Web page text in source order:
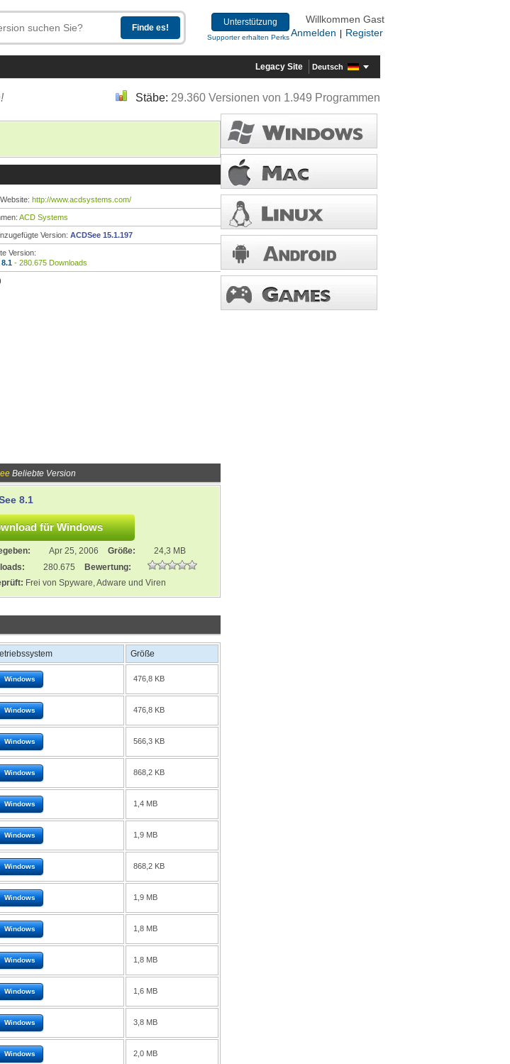
Unterstützung
Supporter erhalten Perks
Willkommen Gast
Anmelden
Register
Legacy Site Deutsch
Stäbe: 29.360 Versionen von 1.949 Programmen
http://www.acdsystems.com/
ACD Systems
Version: ACDSee 15.1.197
Version:
- 280.675 Downloads
Beliebte Version
8.1
Apr 25, 2006 Größe:
24,3 MB
280.675
Bewertung:
Frei von Spyware, Adware und Viren
Größe
Windows 476,8 KB
Windows 476,8 KB
Windows 566,3 KB
Windows 868,2 KB
Windows 1,4 MB
Windows 1,9 MB
Windows 868,2 KB
Windows 1,9 MB
Windows 1,8 MB
Windows 1,8 MB
Windows 1,6 MB
Windows 3,8 MB
Windows 2,0 MB